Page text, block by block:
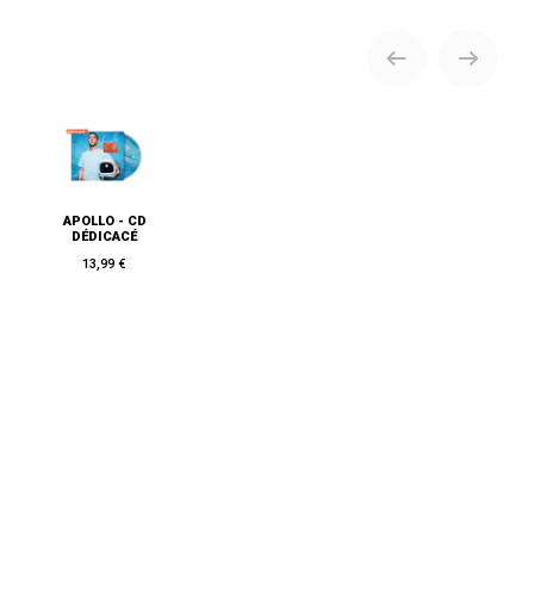
APOLLO - CD
DÉDICACÉ
13,99 €